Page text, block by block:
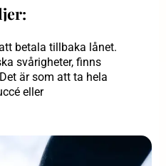
betala tillbaka lånet.
svårigheter, finns
är som att ta hela
eller